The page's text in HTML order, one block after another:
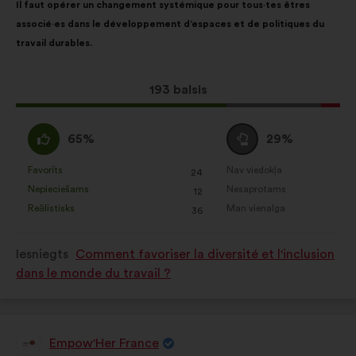
saturs:
Il faut opérer un changement systémique pour tous·tes êtres
associé·es dans le développement d’espaces et de politiques du
travail durables.
Šis
priekšlikums
193 balsis
ir
šāds:
Piekrītu
:
65%
kā:
Favorīts
: 24
reize(-
s)
Nepieciešams
: 12
reize(-
s)
Reālistisks
: 36
reize(-
Neitrāls
balsojums
:
29%
kā:
Nav viedokļa
:reize(-
s)
Nesaprotams
:reize(-
s)
Man vienalga
:reize(-
Iesniegts
Comment favoriser la diversité et l'inclusion
dans le monde du travail ?
PriekšlikumuEmpow'Her France